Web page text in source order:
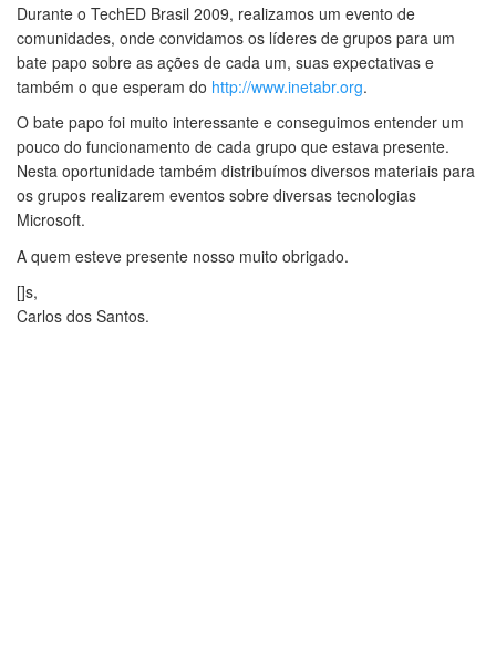
Durante o TechED Brasil 2009, realizamos um evento de
comunidades, onde convidamos os líderes de grupos para um
bate papo sobre as ações de cada um, suas expectativas e
também o que esperam do http://www.inetabr.org.
O bate papo foi muito interessante e conseguimos entender um
pouco do funcionamento de cada grupo que estava presente.
Nesta oportunidade também distribuímos diversos materiais para
os grupos realizarem eventos sobre diversas tecnologias
Microsoft.
A quem esteve presente nosso muito obrigado.
[]s,
Carlos dos Santos.